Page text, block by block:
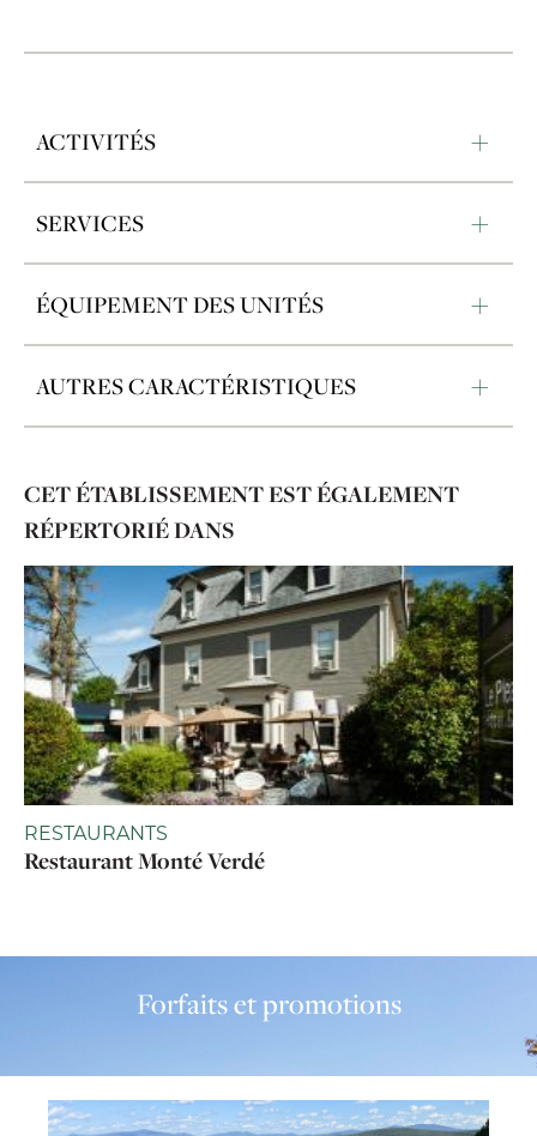
ACTIVITÉS
SERVICES
ÉQUIPEMENT DES UNITÉS
AUTRES CARACTÉRISTIQUES
CET ÉTABLISSEMENT EST ÉGALEMENT
RÉPERTORIÉ DANS
RESTAURANTS
Restaurant Monté Verdé
Forfaits et promotions